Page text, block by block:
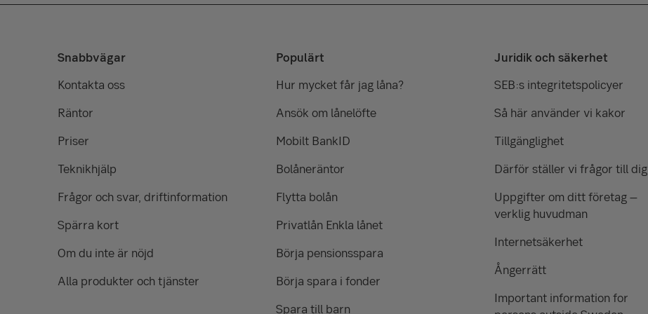
du välkommen att kontakta oss för att få reda på vilken ränta du kan få. Räntan sätts utifrån vår
avsluta dina affärer med din gamla bank.
Snabbvägar
Kontakta oss
Räntor
Priser
Teknikhjälp
Frågor och svar, driftinformation
Spärra kort
Om du inte är nöjd
Alla produkter och tjänster
Populärt
Hur mycket får jag låna?
Ansök om lånelöfte
Mobilt BankID
Bolåneräntor
Flytta bolån
Privatlån Enkla lånet
Börja pensionsspara
Börja spara i fonder
Spara till barn
Juridik och säkerhet
SEB:s integritetspolicyer
Så här använder vi kakor
Tillgänglighet
Därför ställer vi frågor till dig
Uppgifter om ditt företag –
verklig huvudman
Internetsäkerhet
Ångerrätt
Important information for